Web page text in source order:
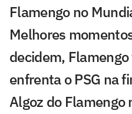
Flamengo no
Melhores
decidem,
enfrenta o PSG na
Algoz do Flamengo